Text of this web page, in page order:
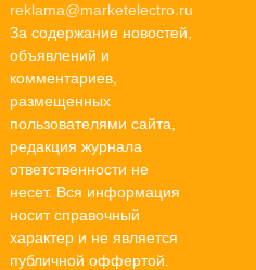
reklama@marketelectro.ru
За содержание новостей,
объявлений и
комментариев,
размещенных
пользователями сайта,
редакция журнала
ответственности не
несет. Вся информация
носит справочный
характер и не является
публичной оффертой.